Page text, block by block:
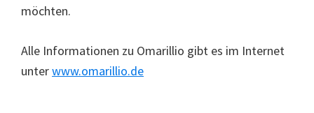
möchten.
Alle Informationen zu Omarillio gibt es im Internet
unterwww.omarillio.de